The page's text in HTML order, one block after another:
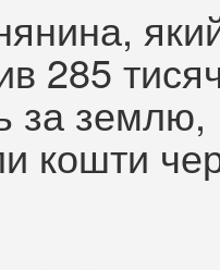
285
за землю,
кошти